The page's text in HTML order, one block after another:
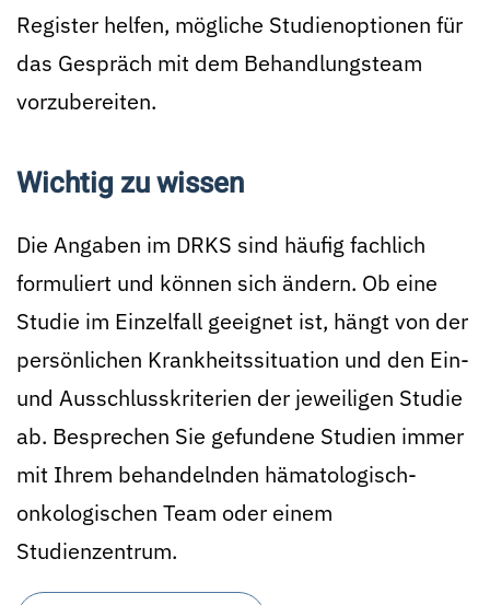
Register helfen, mögliche Studienoptionen für
das Gespräch mit dem Behandlungsteam
vorzubereiten.
Wichtig zu wissen
Die Angaben im DRKS sind häufig fachlich
formuliert und können sich ändern. Ob eine
Studie im Einzelfall geeignet ist, hängt von der
persönlichen Krankheitssituation und den Ein-
und Ausschlusskriterien der jeweiligen Studie
ab. Besprechen Sie gefundene Studien immer
mit Ihrem behandelnden hämatologisch-
onkologischen Team oder einem
Studienzentrum.